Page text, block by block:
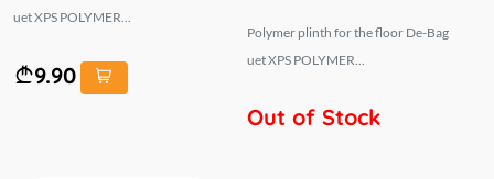
uet XPS POLYMER...
9.90
Polymer plinth for the floor De-Bag
uet XPS POLYMER...
Out of Stock